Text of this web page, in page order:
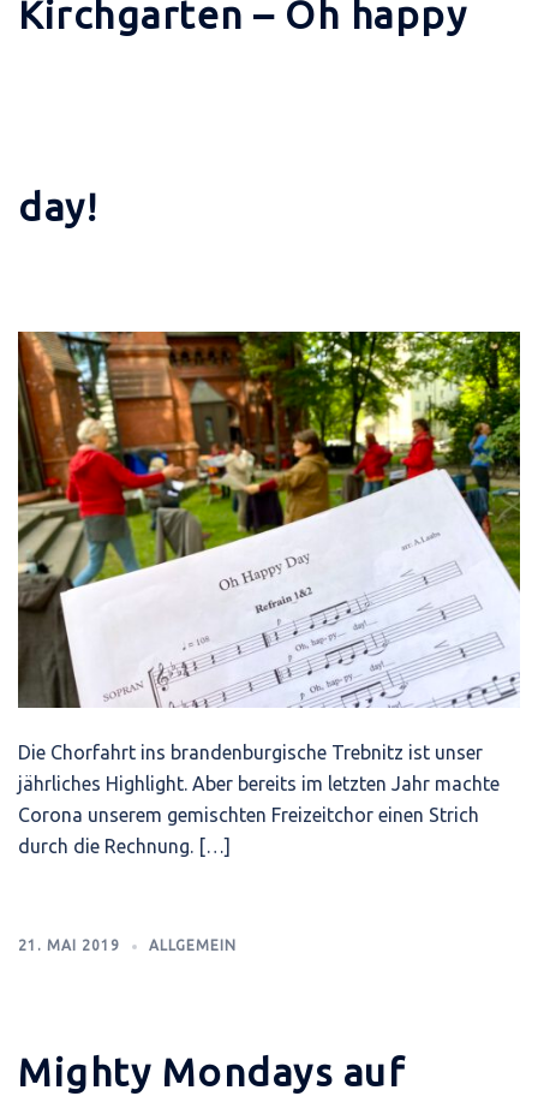
Kirchgarten – Oh happy
day!
Die Chorfahrt ins brandenburgische Trebnitz ist unser
jährliches Highlight. Aber bereits im letzten Jahr machte
Corona unserem gemischten Freizeitchor einen Strich
durch die Rechnung. […]
21. MAI 2019 ALLGEMEIN
Mighty Mondays auf